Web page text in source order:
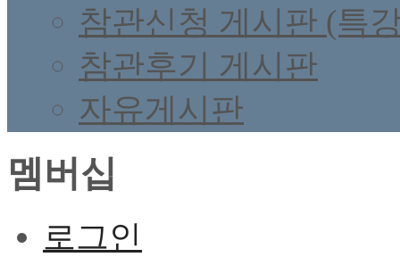
참관신청 게시판 (특
참관후기 게시판
자유게시판
멤버십
로그인